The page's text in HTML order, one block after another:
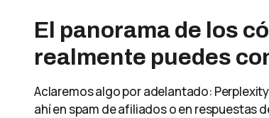
El panorama de los
realmente puedes
Aclaremos algo por adelantado:
ahí en spam de afiliados o en respuestas